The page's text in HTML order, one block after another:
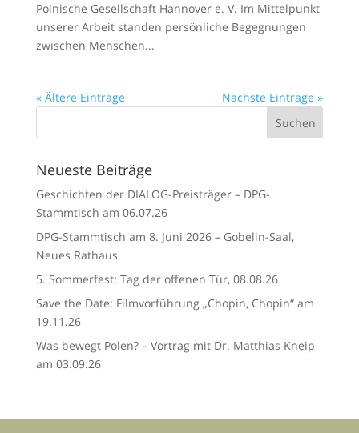
Polnische Gesellschaft Hannover e. V. Im Mittelpunkt
unserer Arbeit standen persönliche Begegnungen
zwischen Menschen...
« Ältere Einträge Nächste Einträge »
Neueste Beiträge
Geschichten der DIALOG-Preisträger – DPG-
Stammtisch am 06.07.26
DPG-Stammtisch am 8. Juni 2026 – Gobelin-Saal,
Neues Rathaus
5. Sommerfest: Tag der offenen Tür, 08.08.26
Save the Date: Filmvorführung „Chopin, Chopin“ am
19.11.26
Was bewegt Polen? – Vortrag mit Dr. Matthias Kneip
am 03.09.26